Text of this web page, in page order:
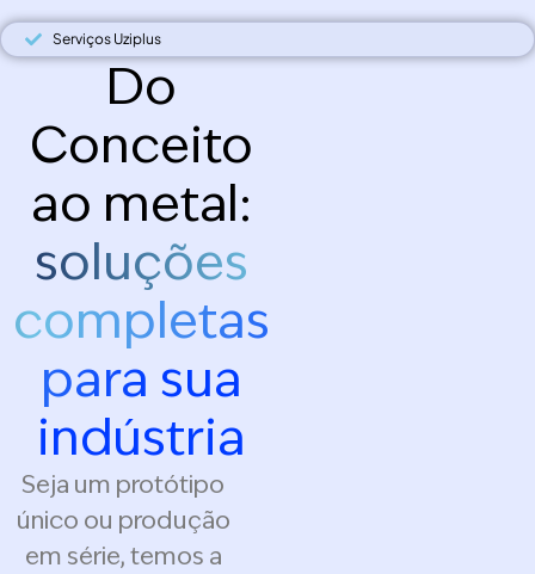
Serviços Uziplus
Do
Conceito
ao metal:
soluções
completas
para sua
indústria
Seja um protótipo
único ou produção
em série, temos a